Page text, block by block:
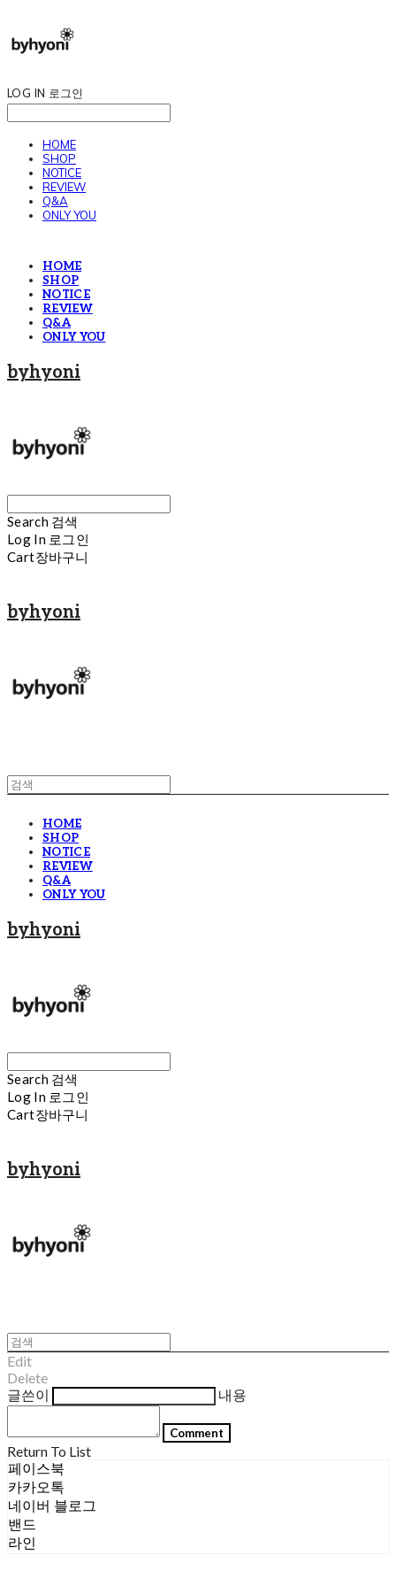
LOG IN 로그인
HOME
SHOP
NOTICE
REVIEW
Q&A
ONLY YOU
HOME
SHOP
NOTICE
REVIEW
Q&A
ONLY YOU
byhyoni
Search 검색
Log In 로그인
Cart장바구니
byhyoni
HOME
SHOP
NOTICE
REVIEW
Q&A
ONLY YOU
byhyoni
Search 검색
Log In 로그인
Cart장바구니
byhyoni
Edit
Delete
글쓴이
내용
Comment
Return To List
페이스북
카카오톡
네이버 블로그
밴드
라인